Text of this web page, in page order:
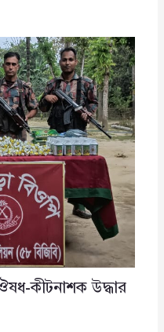
কীটনাশক উদ্ধার